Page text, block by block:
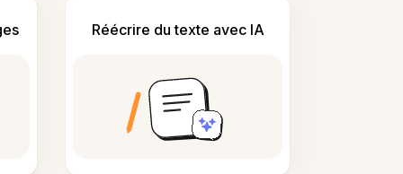
Réécrire du texte avec IA